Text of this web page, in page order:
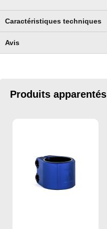
Caractéristiques techniques
Avis
Produits apparentés